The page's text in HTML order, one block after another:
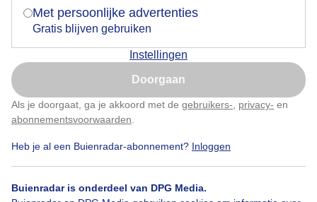
Met persoonlijke advertenties
Gratis blijven gebruiken
Instellingen
Doorgaan
Als je doorgaat, ga je akkoord met de gebruikers- privacy- en
abonnementsvoorwaarden
Heb je al een Buienradar-abonnement? Inloggen
Buienradar is onderdeel van DPG Media.
Door: Roos Vaessen Gemaakt: 23-05-2025, 32x bekeken
#blauwelucht Zon Wolken
Nu niet, misschien later
Klik hierom dit aan te passen